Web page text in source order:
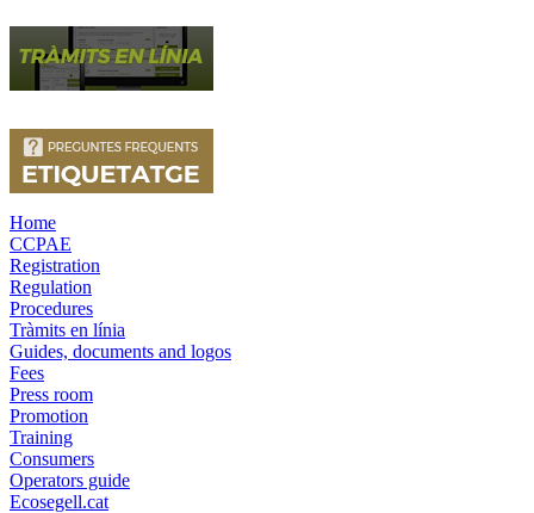
Home
CCPAE
Registration
Regulation
Procedures
Tràmits en línia
Guides, documents and logos
Fees
Press room
Promotion
Training
Consumers
Operators guide
Ecosegell.cat